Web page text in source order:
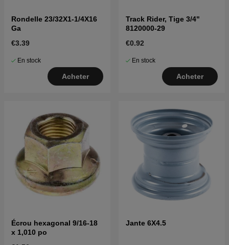
Rondelle 23/32X1-1/4X16
Ga
€3.39
En stock
Acheter
Track Rider, Tige 3/4"
8120000-29
€0.92
En stock
Acheter
Écrou hexagonal 9/16-18
x 1,010 po
Jante 6X4.5